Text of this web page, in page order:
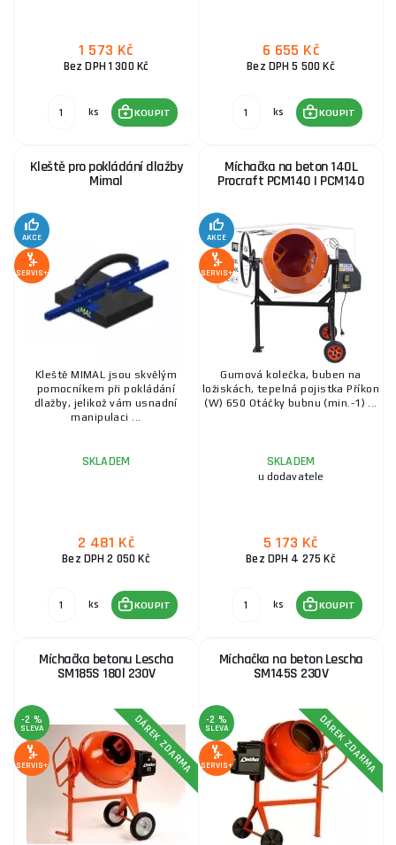
1 573 Kč
Bez DPH 1 300 Kč
ks KOUPIT
6 655 Kč
Bez DPH 5 500 Kč
ks KOUPIT
Kleště pro pokládání dlažby
Mimal
AKCE
SERVIS+
Kleště MIMAL jsou skvělým
pomocníkem při pokládání
dlažby, jelikož vám usnadní
manipulaci ...
SKLADEM
2 481 Kč
Bez DPH 2 050 Kč
ks KOUPIT
Míchačka na beton 140L
Procraft PCM140 | PCM140
AKCE
SERVIS+
Gumová kolečka, buben na
ložiskách, tepelná pojistka Příkon
(W) 650 Otáčky bubnu (min.-1) ...
SKLADEM
u dodavatele
5 173 Kč
Bez DPH 4 275 Kč
ks KOUPIT
Míchačka betonu Lescha
SM185S 180l 230V
-2 %
SLEVA
SERVIS+ DÁREK ZDARMA
Míchačka na beton Lescha
SM145S 230V
-2 %
SLEVA
SERVIS+ DÁREK ZDARMA